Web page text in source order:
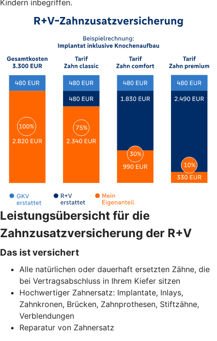
Kindern inbegriffen.
Leistungsübersicht für die
Zahnzusatzversicherung der R+V
Das ist versichert
Alle natürlichen oder dauerhaft ersetzten Zähne, die
bei Vertragsabschluss in Ihrem Kiefer sitzen
Hochwertiger Zahnersatz: Implantate, Inlays,
Zahnkronen, Brücken, Zahnprothesen, Stiftzähne,
Verblendungen
Reparatur von Zahnersatz